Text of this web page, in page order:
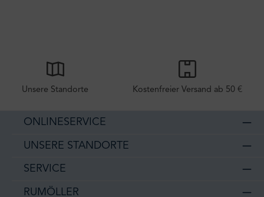
Unsere Standorte Kostenfreier Versand ab 50 €
ONLINESERVICE
UNSERE STANDORTE
SERVICE
RUMÖLLER